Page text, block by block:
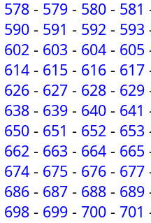
578 - 579 - 580 - 581
590 - 591 - 592 - 593
602 - 603 - 604 - 605
614 - 615 - 616 - 617
626 - 627 - 628 - 629
638 - 639 - 640 - 641
650 - 651 - 652 - 653
662 - 663 - 664 - 665
674 - 675 - 676 - 677
686 - 687 - 688 - 689
698 - 699 - 700 - 701